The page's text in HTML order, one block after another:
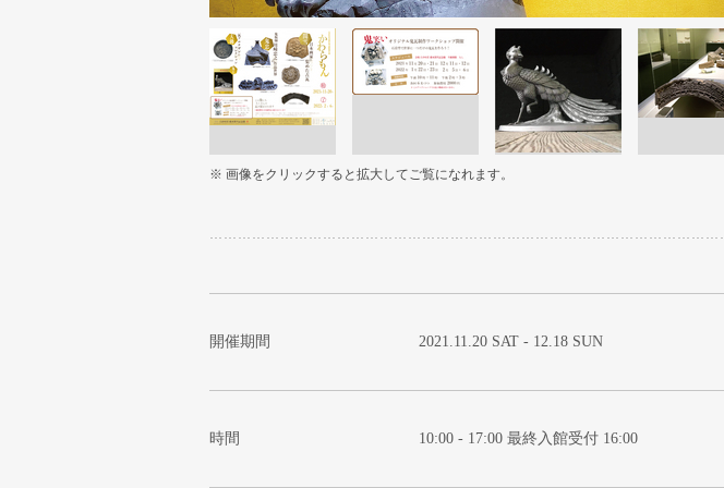
※ 画像をクリックすると拡大してご覧になれます。
開催期間 2021.11.20 SAT - 12.18 SUN
時間 10:00 - 17:00 最終入館受付 16:00